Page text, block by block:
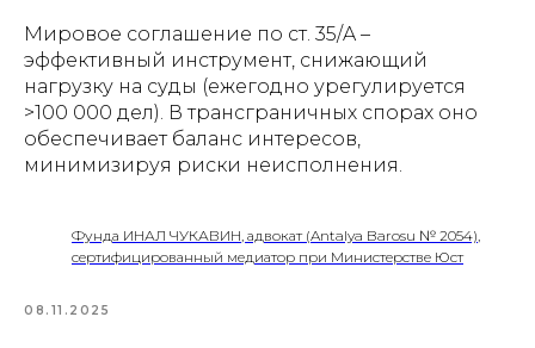
Мировое соглашение по ст. 35/A –
эффективный инструмент, снижающий
нагрузку на суды (ежегодно урегулируется
>100 000 дел). В трансграничных спорах оно
обеспечивает баланс интересов,
минимизируя риски неисполнения.
Фунда ИНАЛ ЧУКАВИН, адвокат (Antalya Barosu № 2054),
сертифицированный медиатор при Министерстве Юст
08.11.2025